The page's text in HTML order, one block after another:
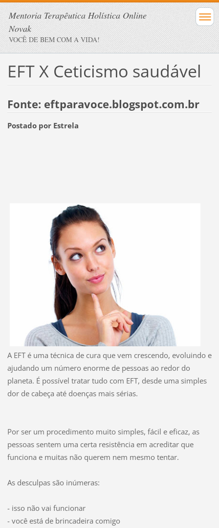
Mentoria Terapêutica Holística Online
Novak
VOCÊ DE BEM COM A VIDA!
EFT X Ceticismo saudável
Fonte: eftparavoce.blogspot.com.br
Postado por Estrela
A EFT é uma técnica de cura que vem crescendo, evoluindo e
ajudando um número enorme de pessoas ao redor do
planeta. É possível tratar tudo com EFT, desde uma simples
dor de cabeça até doenças mais sérias.
Por ser um procedimento muito simples, fácil e eficaz, as
pessoas sentem uma certa resistência em acreditar que
funciona e muitas não querem nem mesmo tentar.
As desculpas são inúmeras:
- isso não vai funcionar
- você está de brincadeira comigo